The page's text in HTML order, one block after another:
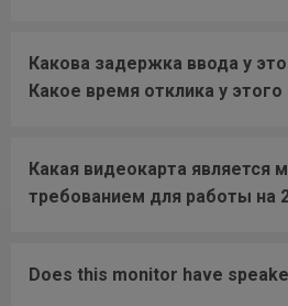
Какова задержка ввода у
Какое время отклика у
Какая видеокарта является
требованием для работы на
Does this monitor have